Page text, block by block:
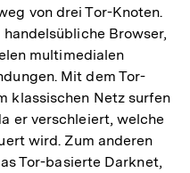
von drei Tor-Knoten.
Browser,
multimedialen
Mit dem Tor-
klassischen Netz surfen
er verschleiert, welche
wird. Zum anderen
Tor-basierte Darknet,